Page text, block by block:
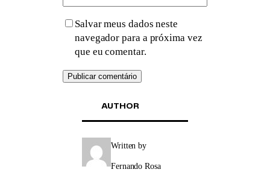
Salvar meus dados neste
navegador para a próxima vez
que eu comentar.
AUTHOR
Written by
Fernando Rosa